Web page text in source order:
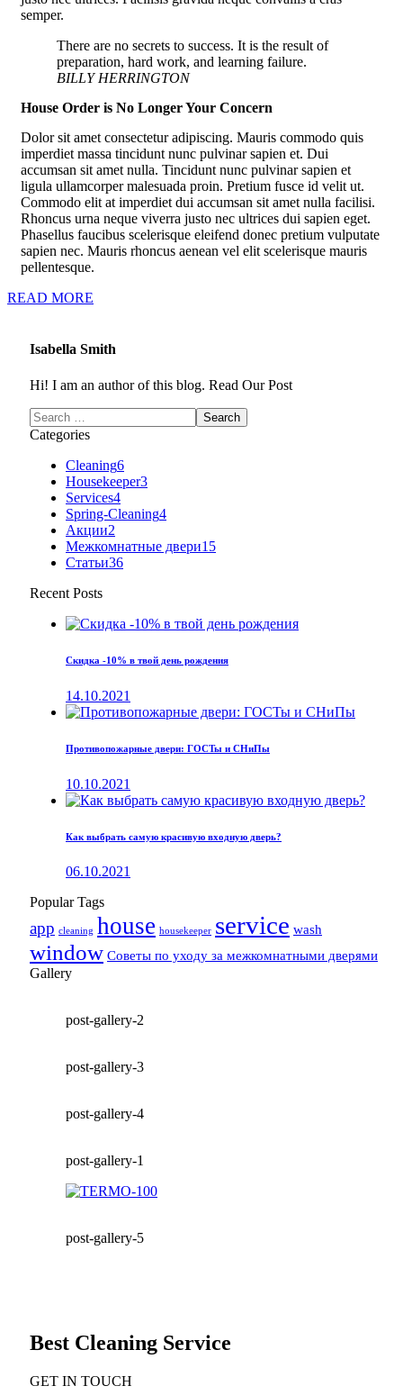
semper.
There are no secrets to success. It is the result of
preparation, hard work, and learning failure.
BILLY HERRINGTON
House Order is No Longer Your Concern
Dolor sit amet consectetur adipiscing. Mauris commodo quis
imperdiet massa tincidunt nunc pulvinar sapien et. Dui
accumsan sit amet nulla. Tincidunt nunc pulvinar sapien et
ligula ullamcorper malesuada proin. Pretium fusce id velit ut.
Commodo elit at imperdiet dui accumsan sit amet nulla facilisi.
Rhoncus urna neque viverra justo nec ultrices dui sapien eget.
Phasellus faucibus scelerisque eleifend donec pretium vulputate
sapien nec. Mauris rhoncus aenean vel elit scelerisque mauris
pellentesque.
READ MORE
Isabella Smith
Hi! I am an author of this blog. Read Our Post
Categories
Cleaning6
Housekeeper3
Services4
Spring-Cleaning4
Акции2
Межкомнатные двери15
Статьи36
Recent Posts
Скидка -10% в твой день рождения
14.10.2021
Противопожарные двери: ГОСТы и СНиПы
10.10.2021
Как выбрать самую красивую входную дверь?
06.10.2021
Popular Tags
app cleaning house housekeeper service wash
window Советы по уходу за межкомнатными дверями
Gallery
post-gallery-2
post-gallery-3
post-gallery-4
post-gallery-1
post-gallery-5
Best Cleaning Service
GET IN TOUCH